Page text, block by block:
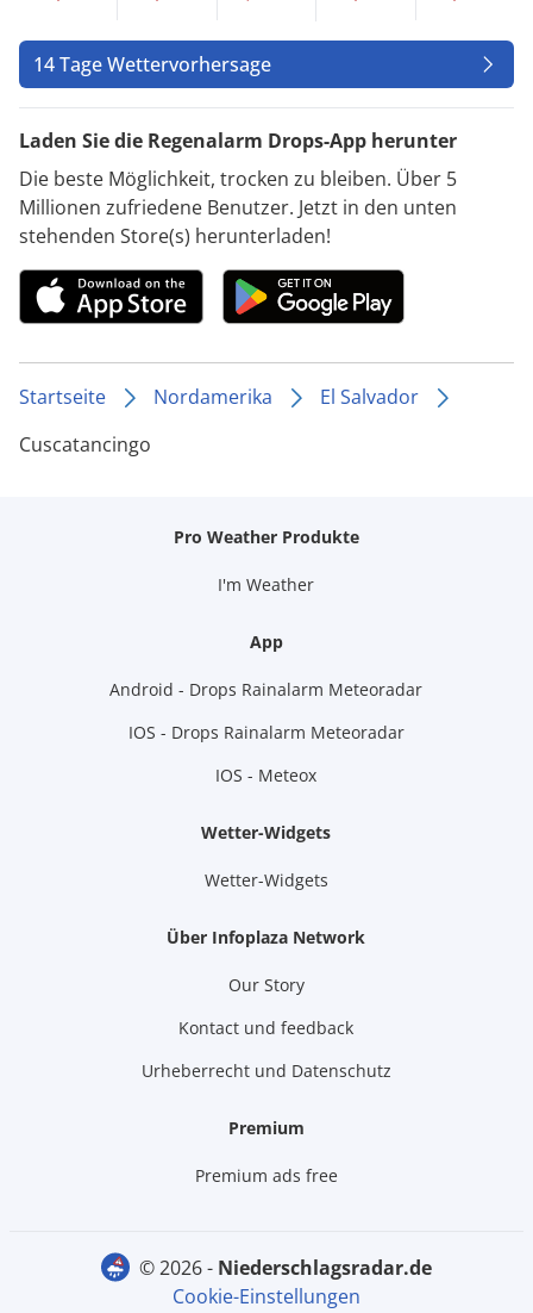
14 Tage Wettervorhersage
Laden Sie die Regenalarm Drops-App herunter
Die beste Möglichkeit, trocken zu bleiben. Über 5
Millionen zufriedene Benutzer. Jetzt in den unten
stehenden Store(s) herunterladen!
Startseite Nordamerika
El Salvador
Cuscatancingo
Pro Weather Produkte
I'm Weather
App
Android - Drops Rainalarm Meteoradar
IOS - Drops Rainalarm Meteoradar
IOS - Meteox
Wetter-Widgets
Wetter-Widgets
Über Infoplaza Network
Our Story
Kontact und feedback
Urheberrecht und Datenschutz
Premium
Premium ads free
© 2026 -
niederschlagsradar.de
Cookie-Einstellungen